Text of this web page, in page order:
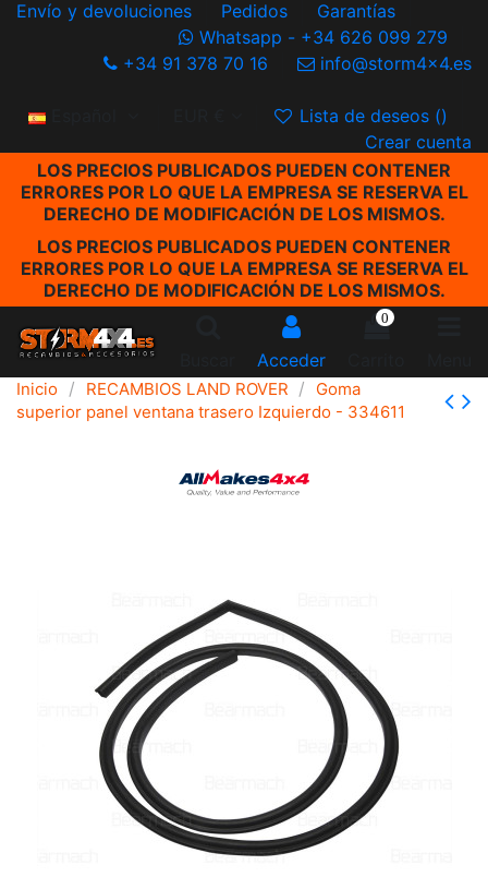
Envío y devoluciones Pedidos
Garantías
Whatsapp - +34 626 099 279
+34 91 378 70 16
info@storm4x4.es
Español Lista de deseos ()
Crear cuenta
LOS PRECIOS PUBLICADOS PUEDEN CONTENER
ERRORES POR LO QUE LA EMPRESA SE RESERVA EL
DERECHO DE MODIFICACIÓN DE LOS MISMOS.
LOS PRECIOS PUBLICADOS PUEDEN CONTENER
ERRORES POR LO QUE LA EMPRESA SE RESERVA EL
DERECHO DE MODIFICACIÓN DE LOS MISMOS.
Acceder
0
Inicio RECAMBIOS LAND ROVER
Goma
superior panel ventana trasero Izquierdo - 334611